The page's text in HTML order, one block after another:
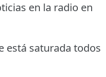
en la radio en
está saturada todos